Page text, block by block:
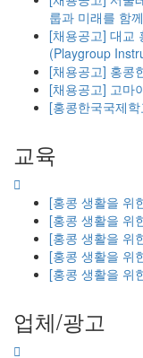
룹과 미래를 함
[채용공고] 대교
(Playgroup
[채용공고] 홍콩
[채용공고] 고마
[홍콩한국국제
교육
[홍콩 생활을 위
[홍콩 생활을 위
[홍콩 생활을 위
[홍콩 생활을 위
[홍콩 생활을 위
업체/광고